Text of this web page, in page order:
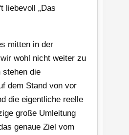
liebevoll „Das
mitten in der
wohl nicht weiter zu
die
dem Stand von vor
die eigentliche reelle
große Umleitung
genaue Ziel vom